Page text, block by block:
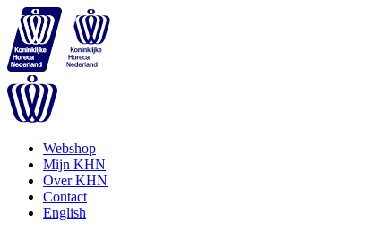
Webshop
Mijn KHN
Over KHN
Contact
English